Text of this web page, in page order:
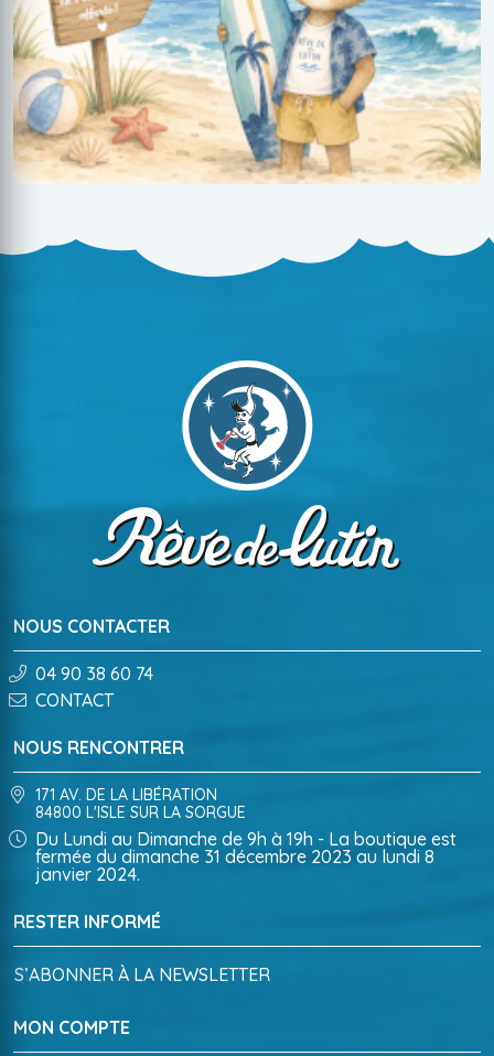
NOUS CONTACTER
04 90 38 60 74
CONTACT
RESTER INFORMÉ
S’ABONNER À LA NEWSLETTER
MON COMPTE
NOUS RENCONTRER
171 AV. DE LA LIBÉRATION
84800 L'ISLE SUR LA SORGUE
Du Lundi au Dimanche de 9h à 19h - La boutique est
fermée du dimanche 31 décembre 2023 au lundi 8
janvier 2024.